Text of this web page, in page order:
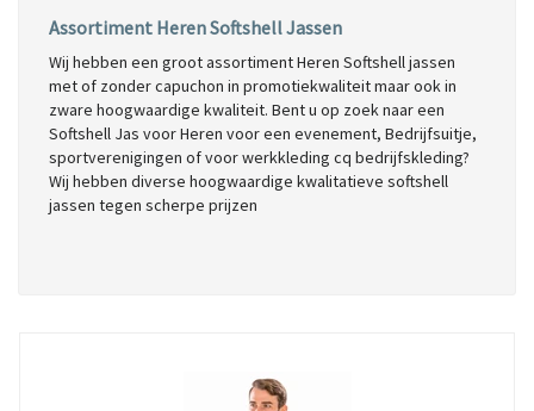
Assortiment Heren Softshell Jassen
Wij hebben een groot assortiment Heren Softshell jassen
met of zonder capuchon in promotiekwaliteit maar ook in
zware hoogwaardige kwaliteit. Bent u op zoek naar een
Softshell Jas voor Heren voor een evenement, Bedrijfsuitje,
sportverenigingen of voor werkkleding cq bedrijfskleding?
Wij hebben diverse hoogwaardige kwalitatieve softshell
jassen tegen scherpe prijzen